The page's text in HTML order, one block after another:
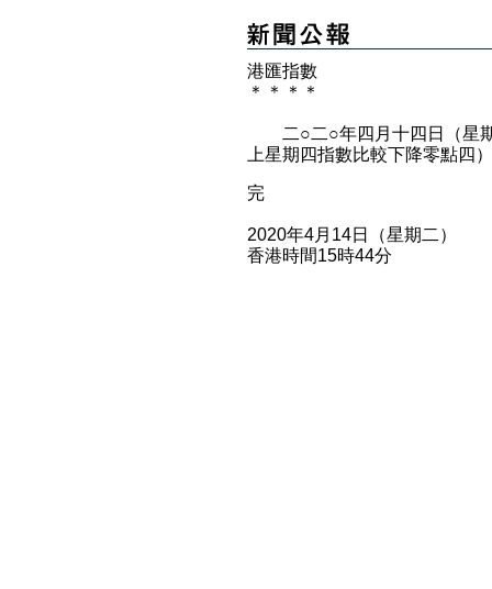
港匯指數
＊
＊ ＊ ＊
二○二○年四月十四日（星期
上星期四指數比較下降零點四
完
2020年4月14日（星期二）
香港時間15時44分